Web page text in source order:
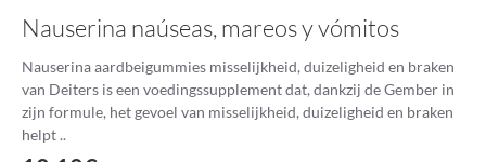
Nauserina naúseas, mareos y vómitos
Nauserina aardbeigummies misselijkheid, duizeligheid en braken
van Deiters is een voedingssupplement dat, dankzij de Gember in
zijn formule, het gevoel van misselijkheid, duizeligheid en braken
helpt ..